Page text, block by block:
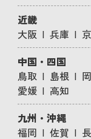
近畿
大阪
兵庫
中国・四国
鳥取
島根
愛媛
高知
九州・沖縄
福岡
佐賀